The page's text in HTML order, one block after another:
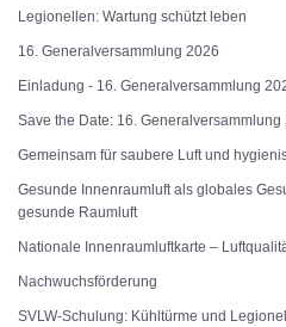
Legionellen: Wartung schützt leben
16. Generalversammlung 2026
Einladung - 16. Generalversammlung
Save the Date: 16. Generalversammlung
Gemeinsam für saubere Luft und
Gesunde Innenraumluft als globales
gesunde Raumluft
Nationale Innenraumluftkarte –
Nachwuchsförderung
SVLW-Schulung: Kühltürme und